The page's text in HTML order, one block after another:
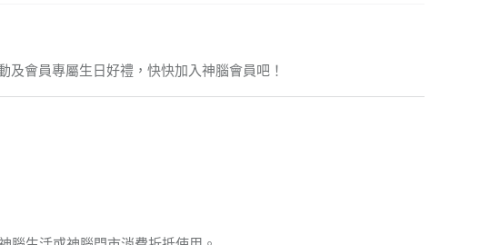
會員專屬生日好禮，快快加入神腦會員吧！